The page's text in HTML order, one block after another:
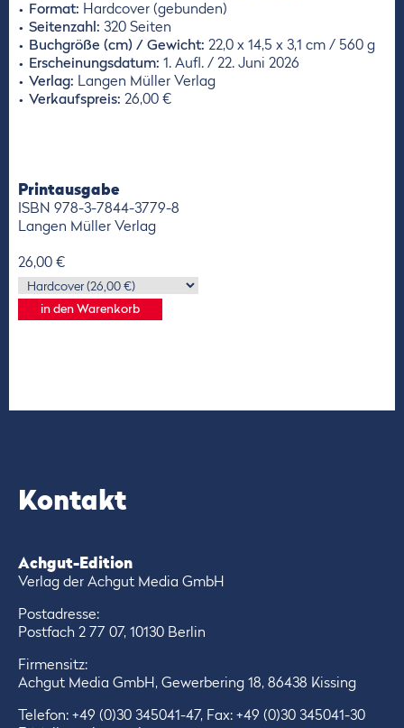
Format: Hardcover (gebunden)
Seitenzahl: 320 Seiten
Buchgröße (cm) / Gewicht: 22,0 x 14,5 x 3,1 cm / 560 g
Erscheinungsdatum: 1. Aufl. / 22. Juni 2026
Verlag: Langen Müller Verlag
Verkaufspreis: 26,00 €
Printausgabe
ISBN 978-3-7844-3779-8
Langen Müller Verlag
26,00 €
Kontakt
Achgut-Edition
Verlag der Achgut Media GmbH
Postadresse:
Postfach 2 77 07, 10130 Berlin
Firmensitz:
Achgut Media GmbH, Gewerbering 18, 86438 Kissing
Telefon: +49 (0)30 345041-47, Fax: +49 (0)30 345041-30